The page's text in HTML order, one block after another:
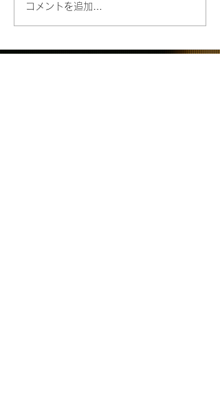
コメントを追加…